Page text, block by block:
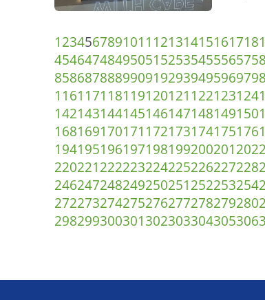
1234567891011 12131415161718
4546474849505152535455565758
8586878889909192939495969798
116117118119120121 122123124
142143144145146147148149150
168169170171 172173174175176
194195196197198199200201202
220221222223224225226227228
246247248249250251252253254
272273274275276277278279280
298299300301302303304305306